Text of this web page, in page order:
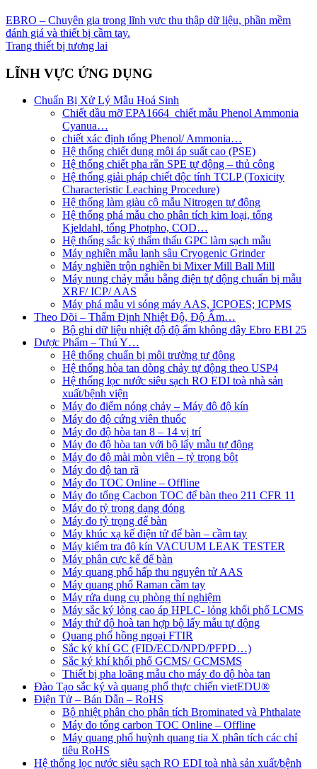
EBRO – Chuyên gia trong lĩnh vực thu thập dữ liệu, phần mềm
đánh giá và thiết bị cầm tay.
Trang thiết bị tương lai
LĨNH VỰC ỨNG DỤNG
Chuẩn Bị Xử Lý Mẫu Hoá Sinh
Chiết dầu mỡ EPA1664_chiết mẫu Phenol Ammonia
Cyanua…
chiết xác định tổng Phenol/ Ammonia…
Hệ thống chiết dung môi áp suất cao (PSE)
Hệ thống chiết pha rắn SPE tự động – thủ công
Hệ thống giải pháp chiết độc tính TCLP (Toxicity
Characteristic Leaching Procedure)
Hệ thống làm giàu cô mẫu Nitrogen tự động
Hệ thống phá mẫu cho phân tích kim loại, tổng
Kjeldahl, tổng Photpho, COD…
Hệ thống sắc ký thẩm thấu GPC làm sạch mẫu
Máy nghiền mẫu lạnh sâu Cryogenic Grinder
Máy nghiền trộn nghiền bi Mixer Mill Ball Mill
Máy nung chảy mẫu bằng điện tự động chuẩn bị mẫu
XRF/ ICP/ AAS
Máy phá mẫu vi sóng máy AAS, ICPOES; ICPMS
Theo Dõi – Thẩm Định Nhiệt Độ, Độ Ẩm…
Bộ ghi dữ liệu nhiệt độ độ ẩm không dây Ebro EBI 25
Dược Phẩm – Thú Y…
Hệ thống chuẩn bị môi trường tự động
Hệ thống hòa tan dòng chảy tự động theo USP4
Hệ thống lọc nước siêu sạch RO EDI​​ toà nhà sản
xuất/bệnh viện
Máy đo điểm nóng chảy – Máy đô độ kín
Máy đo độ cứng viên thuốc
Máy đo độ hòa tan 8 – 14 vị trí
Máy đo độ hòa tan với bộ lấy mẫu tự động
Máy đo độ mài mòn viên – tỷ trọng bột
Máy đo độ tan rã
Máy đo TOC Online – Offline
Máy đo tổng Cacbon TOC để bàn theo 211 CFR 11
Máy đo tỷ trọng dạng đóng
Máy đo tỷ trọng để bàn
Máy khúc xạ kế điện tử để bàn – cầm tay
Máy kiểm tra độ kín VACUUM LEAK TESTER
Máy phân cực kế để bàn
Máy quang phổ hấp thu nguyên tử AAS
Máy quang phổ Raman cầm tay
Máy rửa dụng cụ phòng thí nghiệm
Máy sắc ký lỏng cao áp HPLC- lỏng khối phổ LCMS
Máy thử độ hoà tan hợp bộ lấy mẫu tự động
Quang phổ hồng ngoại FTIR
Sắc ký khí GC (FID/ECD/NPD/PFPD…)
Sắc ký khí khối phổ GCMS/ GCMSMS
Thiết bị pha loãng mẫu cho máy đo độ hòa tan
Đào Tạo sắc ký và quang phổ thực chiến vietEDU®
Điện Tử – Bán Dẫn – RoHS
Bộ nhiệt phân cho phân tích Brominated và Phthalate
Máy đo tổng carbon TOC Online – Offline
Máy quang phổ huỳnh quang tia X phân tích các chỉ
tiêu RoHS
Hệ thống lọc nước siêu sạch RO EDI​​ toà nhà sản xuất/bệnh